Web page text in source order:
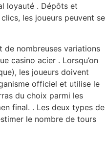
loyauté . Dépôts et
les joueurs peuvent se
de nombreuses variations
casino acier . Lorsqu’on
les joueurs doivent
officiel et utilise le
du choix parmi les
final. . Les deux types de
le nombre de tours